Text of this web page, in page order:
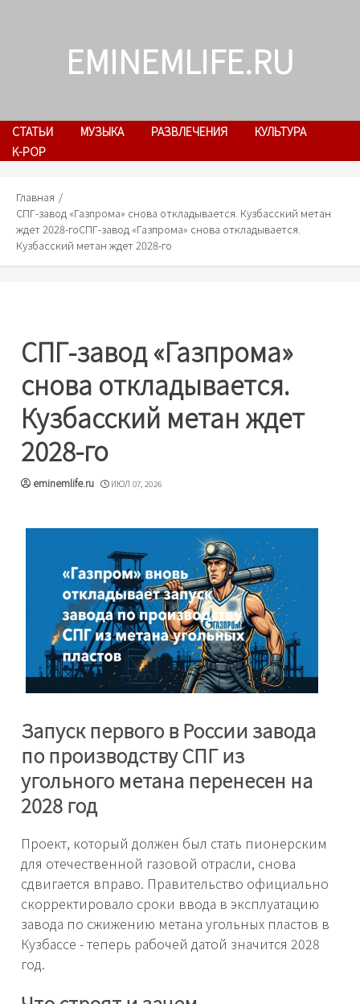
EMINEMLIFE.RU
СТАТЬИ МУЗЫКА РАЗВЛЕЧЕНИЯ
КУЛЬТУРА
K-POP
Главная
СПГ-завод «Газпрома» снова откладывается. Кузбасский метан
ждет 2028-гоСПГ-завод «Газпрома» снова откладывается.
Кузбасский метан ждет 2028-го
СПГ-завод «Газпрома»
снова откладывается.
Кузбасский метан ждет
2028-го
eminemlife.ru ИЮЛ 07, 2026
Запуск первого в России завода
по производству СПГ из
угольного метана перенесен на
2028 год
Проект, который должен был стать пионерским
для отечественной газовой отрасли, снова
сдвигается вправо. Правительство официально
скорректировало сроки ввода в эксплуатацию
завода по сжижению метана угольных пластов в
Кузбассе - теперь рабочей датой значится 2028
год.